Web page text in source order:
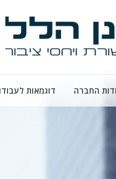
החברה דוגמאות